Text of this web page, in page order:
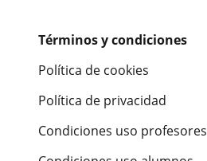
Términos y condiciones
Política de cookies
Política de privacidad
Condiciones uso profesores